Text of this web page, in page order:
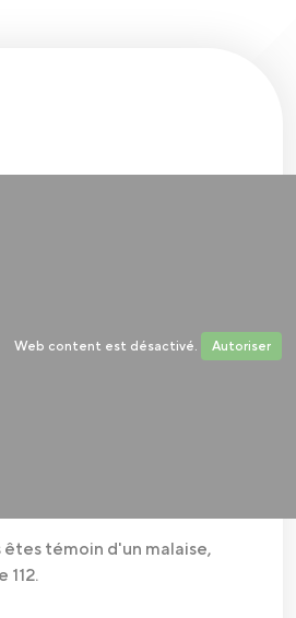
Web content est désactivé. Autoriser
êtes témoin d'un malaise,
112.